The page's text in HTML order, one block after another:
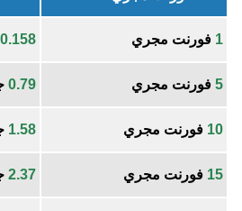
1 فورنت مجري 0.158
5 فورنت مجري 0.79
10 فورنت مجري 1.58
15 فورنت مجري 2.37